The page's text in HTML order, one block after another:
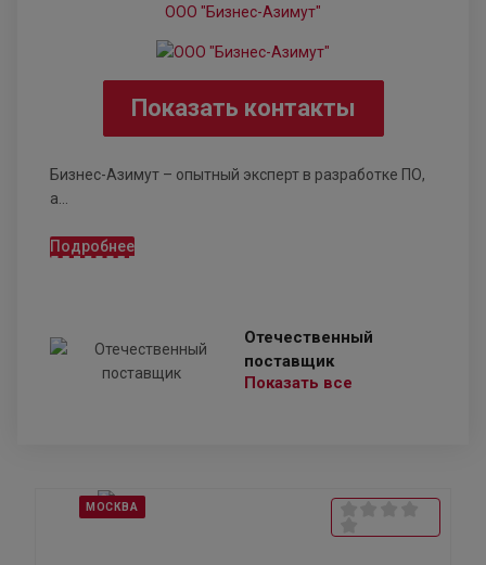
ООО "Бизнес-Азимут"
Показать контакты
Бизнес-Азимут – опытный эксперт в разработке ПО,
а...
Подробнее
Отечественный
поставщик
Показать все
МОСКВА